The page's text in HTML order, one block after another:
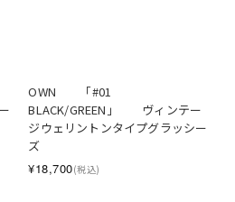
OWN　　「#01
BLACK/GREEN」　　ヴィンテー
ジウェリントンタイプグラッシー
ズ
¥18,700(税込)